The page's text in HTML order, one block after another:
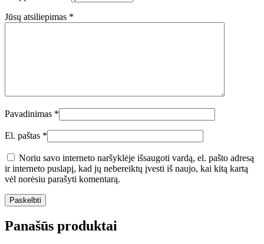
Jūsų atsiliepimas *
Pavadinimas *
El. paštas *
Noriu savo interneto naršyklėje išsaugoti vardą, el. pašto adresą
ir interneto puslapį, kad jų nebereiktų įvesti iš naujo, kai kitą kartą
vėl norėsiu parašyti komentarą.
Panašūs produktai